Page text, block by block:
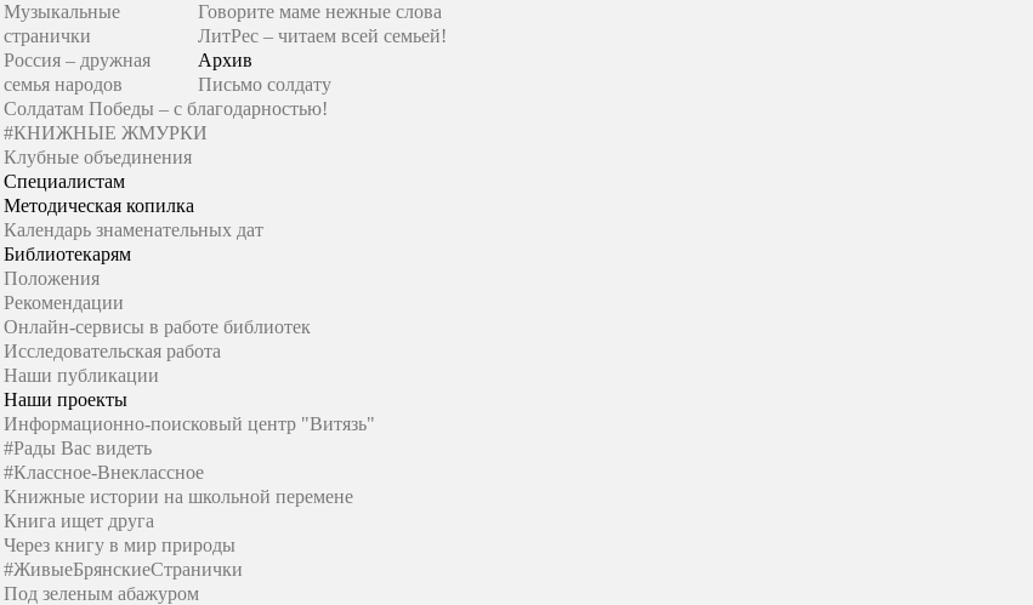
Музыкальные
странички
Россия – дружная
семья народов
Говорите маме нежные слова
ЛитРес – читаем всей семьей!
Архив
Письмо солдату
Солдатам Победы – с благодарностью!
#КНИЖНЫЕ ЖМУРКИ
Клубные объединения
Специалистам
Методическая копилка
Календарь знаменательных дат
Библиотекарям
Положения
Рекомендации
Онлайн-сервисы в работе библиотек
Исследовательская работа
Наши публикации
Наши проекты
Информационно-поисковый центр "Витязь"
#Рады Вас видеть
#Классное-Внеклассное
Книжные истории на школьной перемене
Книга ищет друга
Через книгу в мир природы
#ЖивыеБрянскиеСтранички
Под зеленым абажуром